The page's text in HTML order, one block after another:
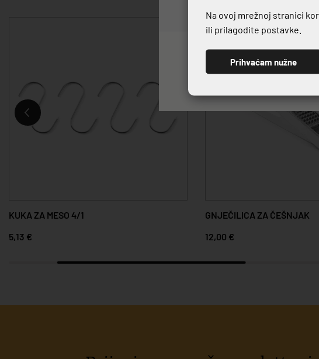
KUKA ZA MESO 4/1
5,13 €
GNJEČILICA ZA ČEŠNJAK
12,00 €
Na ovoj mrežnoj stranici
ili prilagodite postavke.
Prihvaćam nužne